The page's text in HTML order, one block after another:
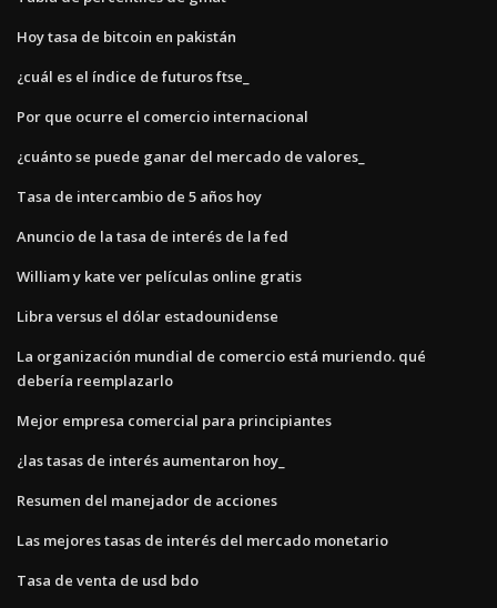
Hoy tasa de bitcoin en pakistán
¿cuál es el índice de futuros ftse_
Por que ocurre el comercio internacional
¿cuánto se puede ganar del mercado de valores_
Tasa de intercambio de 5 años hoy
Anuncio de la tasa de interés de la fed
William y kate ver películas online gratis
Libra versus el dólar estadounidense
La organización mundial de comercio está muriendo. qué
debería reemplazarlo
Mejor empresa comercial para principiantes
¿las tasas de interés aumentaron hoy_
Resumen del manejador de acciones
Las mejores tasas de interés del mercado monetario
Tasa de venta de usd bdo